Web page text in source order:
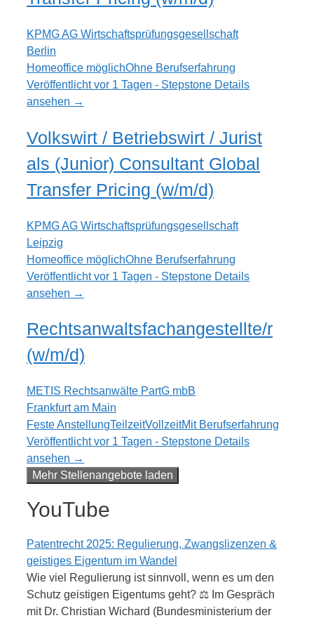
KPMG AG Wirtschaftsprüfungsgesellschaft
Berlin
Homeoffice möglichOhne Berufserfahrung
Veröffentlicht vor 1 Tagen - Stepstone Details
ansehen →
Volkswirt / Betriebswirt / Jurist
als (Junior) Consultant Global
Transfer Pricing (w/m/d)
KPMG AG Wirtschaftsprüfungsgesellschaft
Leipzig
Homeoffice möglichOhne Berufserfahrung
Veröffentlicht vor 1 Tagen - Stepstone Details
ansehen →
Rechtsanwaltsfachangestellte/r
(w/m/d)
METIS Rechtsanwälte PartG mbB
Frankfurt am Main
Feste AnstellungTeilzeitVollzeitMit Berufserfahrung
Veröffentlicht vor 1 Tagen - Stepstone Details
ansehen →
Mehr Stellenangebote laden
YouTube
Patentrecht 2025: Regulierung, Zwangslizenzen &
geistiges Eigentum im Wandel
Wie viel Regulierung ist sinnvoll, wenn es um den
Schutz geistigen Eigentums geht? ⚖️ Im Gespräch
mit Dr. Christian Wichard (Bundesministerium der